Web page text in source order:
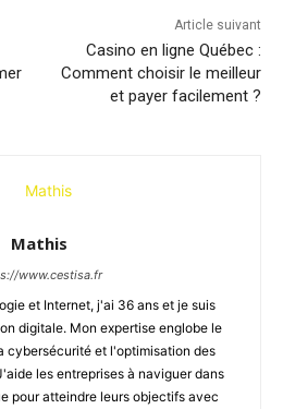
Article suivant
Casino en ligne Québec :
Comment choisir le meilleur
et payer facilement ?
Mathis
www.cestisa.fr
et Internet, j'ai 36 ans et je suis
digitale. Mon expertise englobe le
cybersécurité et l'optimisation des
les entreprises à naviguer dans
pour atteindre leurs objectifs avec